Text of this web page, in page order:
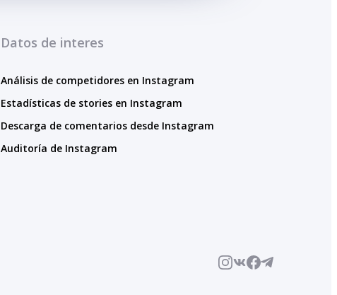
Datos de interes
Análisis de competidores en Instagram
Estadísticas de stories en Instagram
Descarga de comentarios desde Instagram
Auditoría de Instagram